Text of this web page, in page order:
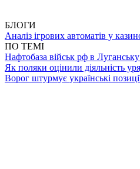
БЛОГИ
Аналіз ігрових автоматів у
ПО ТЕМІ
Нафтобаза військ рф в
Як поляки оцінили діяльність
Ворог штурмує українські